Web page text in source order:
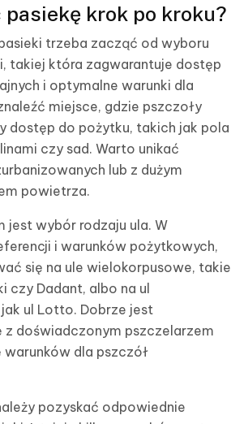
pasiekę krok po kroku?
trzeba zacząć od wyboru
takiej która zagwarantuje dostęp
i optymalne warunki dla
miejsce, gdzie pszczoły
dostęp do pożytku, takich jak pola
czy sad. Warto unikać
lub z dużym
powietrza.
jest wybór rodzaju ula. W
i warunków pożytkowych,
się na ule wielokorpusowe, takie
czy Dadant, albo na ul
ul Lotto. Dobrze jest
z doświadczonym pszczelarzem
warunków dla pszczół
pozyskać odpowiednie